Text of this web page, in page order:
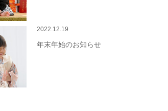
2022.12.19
年末年始のお知らせ